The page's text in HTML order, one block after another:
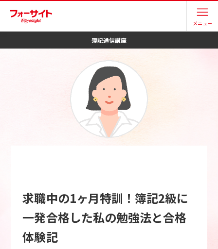
メニュー
簿記通信講座
求職中の1ヶ月特訓！簿記2級に
一発合格した私の勉強法と合格
体験記